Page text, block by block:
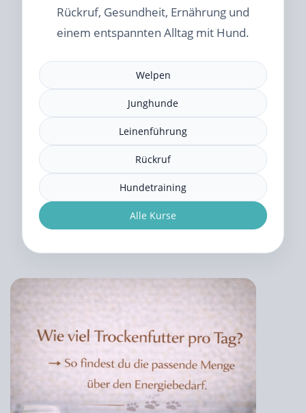
Rückruf, Gesundheit, Ernährung und
einem entspannten Alltag mit Hund.
Welpen
Junghunde
Leinenführung
Rückruf
Hundetraining
Alle Kurse